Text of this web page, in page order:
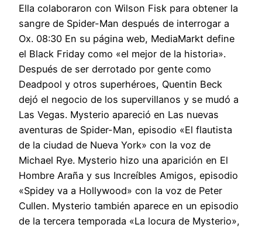
Ella colaboraron con Wilson Fisk para obtener la
sangre de Spider-Man después de interrogar a
Ox. 08:30 En su página web, MediaMarkt define
el Black Friday como «el mejor de la historia».
Después de ser derrotado por gente como
Deadpool y otros superhéroes, Quentin Beck
dejó el negocio de los supervillanos y se mudó a
Las Vegas. Mysterio apareció en Las nuevas
aventuras de Spider-Man, episodio «El flautista
de la ciudad de Nueva York» con la voz de
Michael Rye. Mysterio hizo una aparición en El
Hombre Araña y sus Increíbles Amigos, episodio
«Spidey va a Hollywood» con la voz de Peter
Cullen. Mysterio también aparece en un episodio
de la tercera temporada «La locura de Mysterio»,